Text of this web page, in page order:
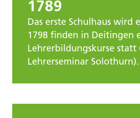
1789
Das erste Schulhaus wird
1798 finden in Deitingen
Lehrerbildungskurse statt
Lehrerseminar Solothurn).